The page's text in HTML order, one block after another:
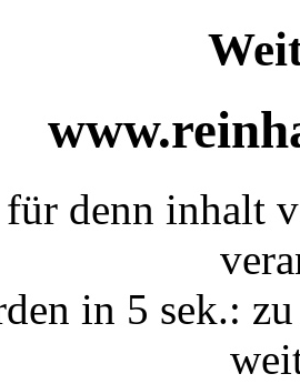
denn inhalt
in 5 sek.: